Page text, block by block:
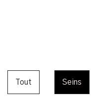
Tout Seins